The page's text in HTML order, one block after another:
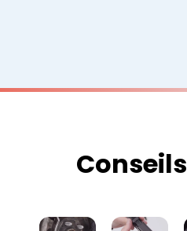
Conseils